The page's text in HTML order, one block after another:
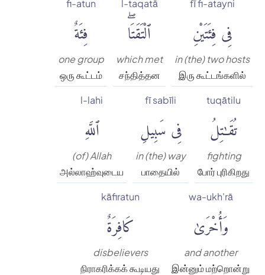
fī fi-atayni
فِى فِئَتَيْنِ
in (the) two hosts
இரு கூட்டங்களில்
l-taqatā
ٱلْتَقَتَاۖ
which met
சந்தித்தன
fi-atun
فِئَةٌ
one group
ஒரு கூட்டம்
tuqātilu
تُقَٰتِلُ
fighting
போர் புரிகிறது
fī sabīli
فِى سَبِيلِ
in (the) way
பாதையில்
l-lahi
ٱللَّهِ
(of) Allah
அல்லாஹ்வுடைய
wa-ukh'rā
وَأُخْرَىٰ
and another
இன்னும் மற்றொன்று
kāfiratun
كَافِرَةٌ
disbelievers
நிராகரிக்கக் கூடியது